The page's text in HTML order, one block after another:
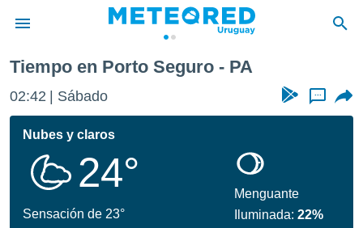
de
ha
calidad.
a este
Tiempo en Porto Seguro - PA
02:42 Sábado ...
Nubes y claros
24°
Sensación de 23°
Menguante
Iluminada:22%